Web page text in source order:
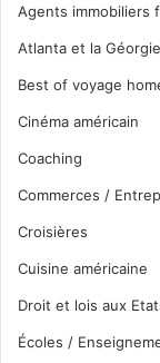
Agents immobiliers
Atlanta et la Géorgie
Best of voyage
Cinéma américain
Coaching
Commerces /
Croisières
Cuisine américaine
Droit et lois aux
Écoles /